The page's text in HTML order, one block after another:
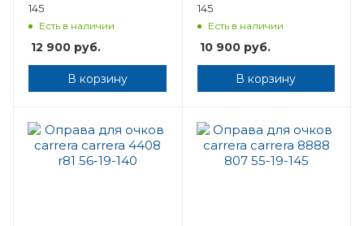
145
Есть в наличии
12 900 руб.
В корзину
145
Есть в наличии
10 900руб.
В корзину